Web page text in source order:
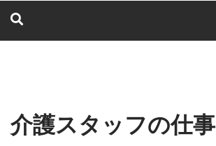
介護スタッフの仕事